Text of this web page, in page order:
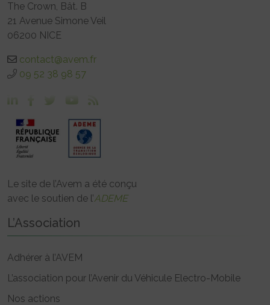
The Crown, Bât. B
21 Avenue Simone Veil
06200 NICE
contact@avem.fr
09 52 38 98 57
Le site de l’Avem a été conçu
avec le soutien de l’ADEME
L’Association
Adhérer à l’AVEM
L’association pour l’Avenir du Véhicule Electro-Mobile
Nos actions